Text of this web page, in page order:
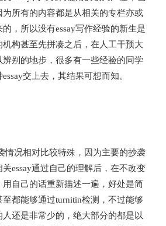
所有的内容都是从相关的专栏亦或
，所以没有essay写作经验的新生是
构甚至先拼凑之后，在人工干预大
别的地步，很多有一些经验的同学
交上去，其结果可想而知。
情况相对比较特殊，因为主要的抄袭
essay通过自己的理解后，在不改变
用自己的话重新描述一遍，好处是简
都能够通过turnitin检测，不过能够
还是非常少的，绝大部分的都是以